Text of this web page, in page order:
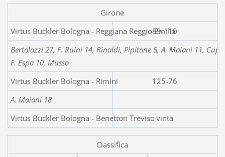
Girone
Virtus Buckler Bologna -
89-110
Bertolazzi 27, F. Ruini 14, Rinaldi, Pipitone 5, A. Maiani 11,
F. Espa 10, Musso
Virtus Buckler Bologna - Rimini
125-76
A. Maiani 18
Virtus Buckler Bologna - Benetton Trevisovinta
Classifica